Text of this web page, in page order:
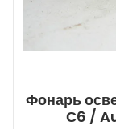
Фонарь
С6 /